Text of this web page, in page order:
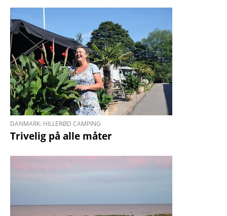
DANMARK: HILLERØD CAMPING
Trivelig på alle måter